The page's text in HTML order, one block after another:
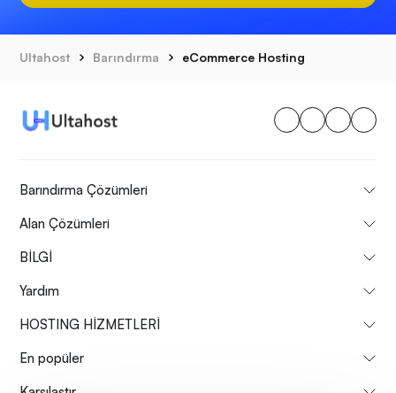
Ultahost Barındırma eCommerce Hosting
Barındırma Çözümleri
Alan Çözümleri
BİLGİ
Yardım
HOSTING HİZMETLERİ
En popüler